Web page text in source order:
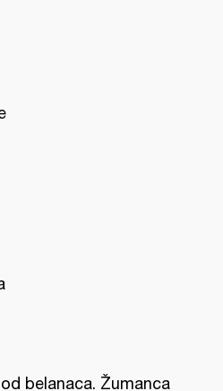
belanaca. Žumanca